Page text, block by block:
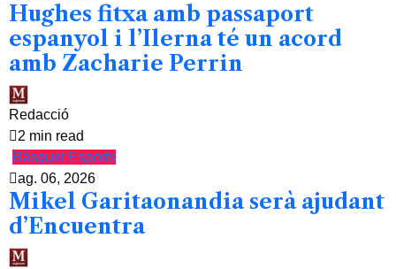
Hughes fitxa amb passaport
espanyol i l’Ilerna té un acord
amb Zacharie Perrin
Redacció
2 min read
Bàsquet Esports
ag. 06, 2026
Mikel Garitaonandia serà ajudant
d’Encuentra